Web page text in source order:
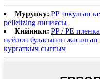
Мурунку: PP токулган
pelletizing линиясы
Кийинки: PP / PE
нейлон буласынан
кургаткыч сыггыч